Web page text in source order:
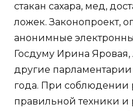
стакан сахара, мед,
ложек. Законопроект,
анонимные
Госдуму Ирина
другие парламентарии
года. При
правильной техники и